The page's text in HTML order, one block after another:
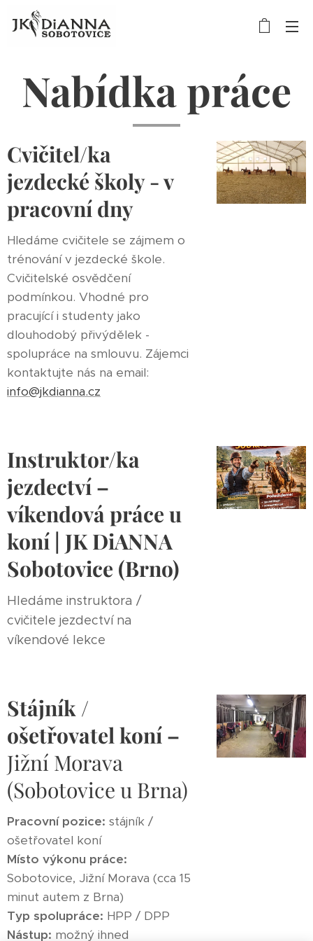
Nabídka práce
Cvičitel/ka
jezdecké školy - v
pracovní dny
Hledáme cvičitele se zájmem o
trénování v jezdecké škole.
Cvičitelské osvědčení
podmínkou. Vhodné pro
pracující i studenty jako
dlouhodobý přivýdělek -
spolupráce na smlouvu. Zájemci
kontaktujte nás na email:
info@jkdianna.cz
Instruktor/ka
jezdectví –
víkendová práce u
koní | JK DiANNA
Sobotovice (Brno)
Hledáme instruktora /
cvičitele jezdectví na
víkendové lekce
Stájník /
ošetřovatel koní –
Jižní Morava
(Sobotovice u Brna)
Pracovní pozice: stájník /
ošetřovatel koní
Místo výkonu práce:
Sobotovice, Jižní Morava (cca 15
minut autem z Brna)
Typ spolupráce: HPP / DPP
Nástup: možný ihned